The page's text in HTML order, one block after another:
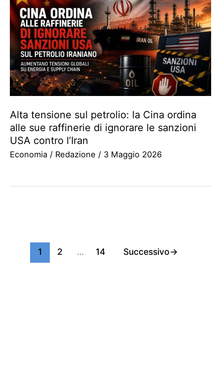
Alta tensione sul petrolio: la Cina ordina
alle sue raffinerie di ignorare le sanzioni
USA contro l’Iran
Economia / Redazione / 3 Maggio 2026
1 2 … 14 Successivo→